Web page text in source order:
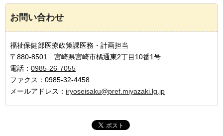
お問い合わせ
福祉保健部医療政策課医務・計画担当
〒880-8501 宮崎県宮崎市橘通東2丁目10番1号
電話： 0985-26-7055
ファクス：0985-32-4458
メールアドレス： iryoseisaku@pref.miyazaki.lg.jp